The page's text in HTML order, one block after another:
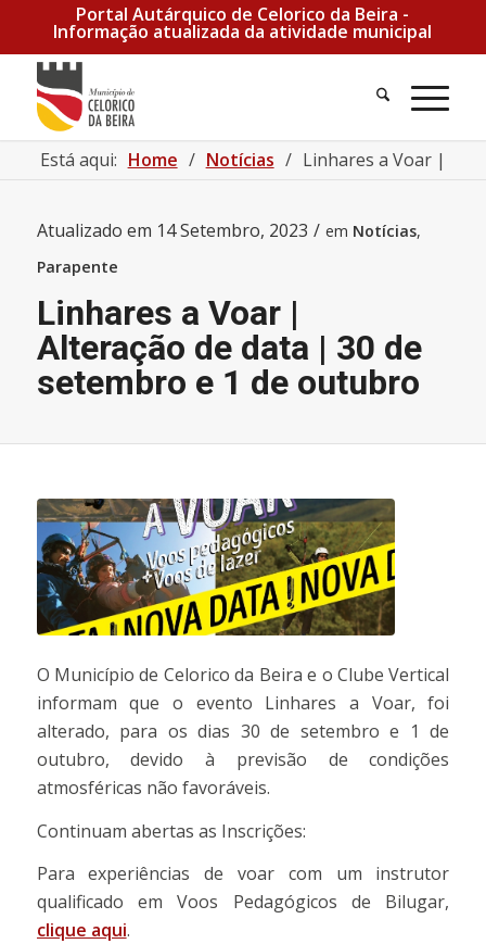
Portal Autárquico de Celorico da Beira -
Informação atualizada da atividade municipal
Pesquisa
Está aqui: Home / Notícias / Linhares a Voar |
Atualizado em 14 Setembro, 2023 / em Notícias,
Parapente
Linhares a Voar |
Alteração de data | 30 de
setembro e 1 de outubro
O Município de Celorico da Beira e o Clube Vertical
informam que o evento Linhares a Voar, foi
alterado, para os dias 30 de setembro e 1 de
outubro, devido à previsão de condições
atmosféricas não favoráveis.
Continuam abertas as Inscrições:
Para experiências de voar com um instrutor
qualificado em Voos Pedagógicos de Bilugar,
clique aqui.